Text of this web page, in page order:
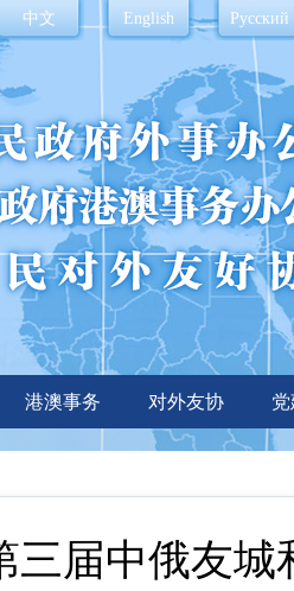
中文 English Русский
港澳事务 对外友协
三届中俄友城